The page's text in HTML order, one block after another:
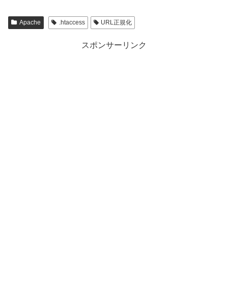
Apache .htaccess URL正規化
スポンサーリンク